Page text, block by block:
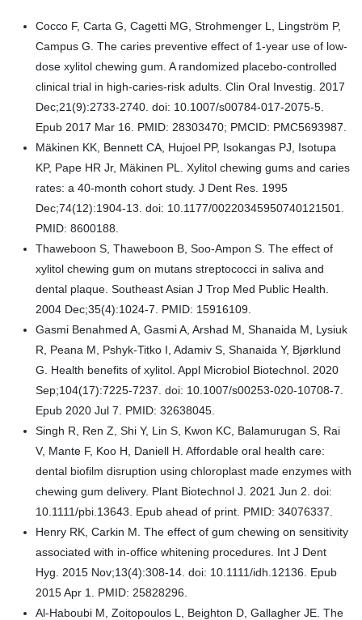
Cocco F, Carta G, Cagetti MG, Strohmenger L, Lingström P,
Campus G. The caries preventive effect of 1-year use of low-
dose xylitol chewing gum. A randomized placebo-controlled
clinical trial in high-caries-risk adults. Clin Oral Investig. 2017
Dec;21(9):2733-2740. doi: 10.1007/s00784-017-2075-5.
Epub 2017 Mar 16. PMID: 28303470; PMCID: PMC5693987.
Mäkinen KK, Bennett CA, Hujoel PP, Isokangas PJ, Isotupa
KP, Pape HR Jr, Mäkinen PL. Xylitol chewing gums and caries
rates: a 40-month cohort study. J Dent Res. 1995
Dec;74(12):1904-13. doi: 10.1177/00220345950740121501.
PMID: 8600188.
Thaweboon S, Thaweboon B, Soo-Ampon S. The effect of
xylitol chewing gum on mutans streptococci in saliva and
dental plaque. Southeast Asian J Trop Med Public Health.
2004 Dec;35(4):1024-7. PMID: 15916109.
Gasmi Benahmed A, Gasmi A, Arshad M, Shanaida M, Lysiuk
R, Peana M, Pshyk-Titko I, Adamiv S, Shanaida Y, Bjørklund
G. Health benefits of xylitol. Appl Microbiol Biotechnol. 2020
Sep;104(17):7225-7237. doi: 10.1007/s00253-020-10708-7.
Epub 2020 Jul 7. PMID: 32638045.
Singh R, Ren Z, Shi Y, Lin S, Kwon KC, Balamurugan S, Rai
V, Mante F, Koo H, Daniell H. Affordable oral health care:
dental biofilm disruption using chloroplast made enzymes with
chewing gum delivery. Plant Biotechnol J. 2021 Jun 2. doi:
10.1111/pbi.13643. Epub ahead of print. PMID: 34076337.
Henry RK, Carkin M. The effect of gum chewing on sensitivity
associated with in-office whitening procedures. Int J Dent
Hyg. 2015 Nov;13(4):308-14. doi: 10.1111/idh.12136. Epub
2015 Apr 1. PMID: 25828296.
Al-Haboubi M, Zoitopoulos L, Beighton D, Gallagher JE. The